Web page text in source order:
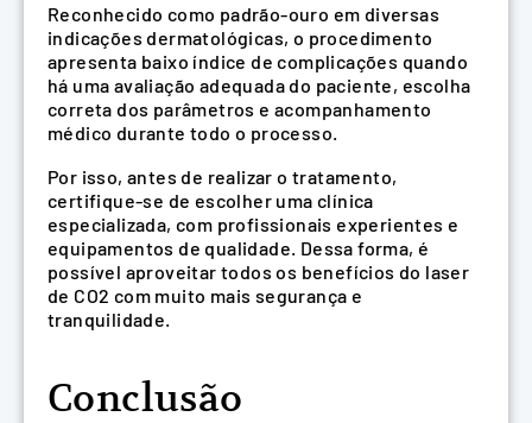
Reconhecido como padrão-ouro em diversas
indicações dermatológicas, o procedimento
apresenta baixo índice de complicações quando
há uma avaliação adequada do paciente, escolha
correta dos parâmetros e acompanhamento
médico durante todo o processo.
Por isso, antes de realizar o tratamento,
certifique-se de escolher uma clínica
especializada, com profissionais experientes e
equipamentos de qualidade. Dessa forma, é
possível aproveitar todos os benefícios do laser
de CO2 com muito mais segurança e
tranquilidade.
Conclusão